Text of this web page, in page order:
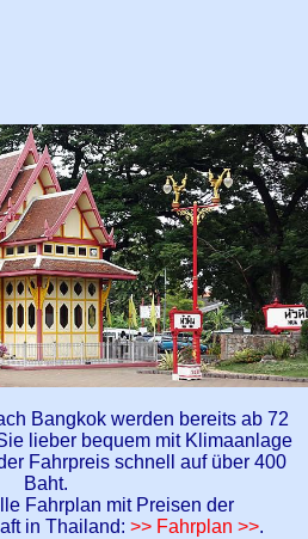
Bangkok werden bereits ab 72
lieber bequem mit Klimaanlage
Fahrpreis schnell auf über 400
Baht.
Fahrplan mit Preisen der
in Thailand: >> Fahrplan >>.